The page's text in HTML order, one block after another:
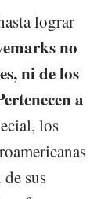
lograr
no
ni de los
a
los
sus